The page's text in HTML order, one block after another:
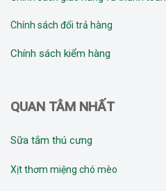
Chính sách đổi trả hàng
Chính sách kiểm hàng
QUAN TÂM NHẤT
Sữa tắm thú cưng
Xịt thơm miệng chó mèo